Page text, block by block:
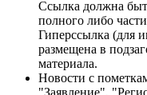
Ссылка должна
полного либо
Гиперссылка (для
размещена в
материала.
Новости с